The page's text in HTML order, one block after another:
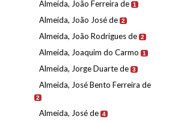
Almeida, João Ferreira de 1
Almeida, João José de 2
Almeida, João Rodrigues de 2
Almeida, Joaquim do Carmo 1
Almeida, Jorge Duarte de 3
Almeida, José Bento Ferreira de
2
Almeida, José de 4